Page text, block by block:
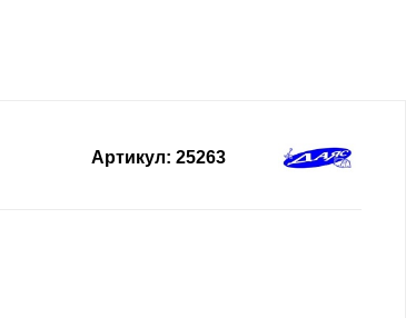
Артикул: 25263